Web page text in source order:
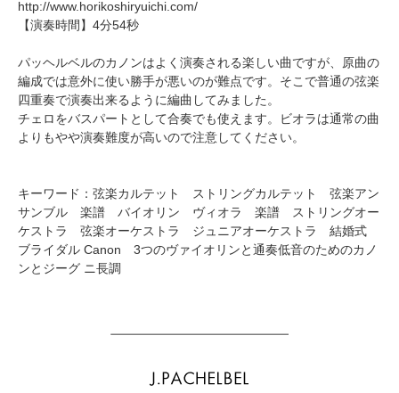
http://www.horikoshiryuichi.com/
【演奏時間】4分54秒
パッヘルベルのカノンはよく演奏される楽しい曲ですが、原曲の
編成では意外に使い勝手が悪いのが難点です。そこで普通の弦楽
四重奏で演奏出来るように編曲してみました。
チェロをバスパートとして合奏でも使えます。ビオラは通常の曲
よりもやや演奏難度が高いので注意してください。
キーワード：弦楽カルテット ストリングカルテット 弦楽アン
サンブル 楽譜 バイオリン ヴィオラ 楽譜 ストリングオー
ケストラ 弦楽オーケストラ ジュニアオーケストラ 結婚式
ブライダル Canon 3つのヴァイオリンと通奏低音のためのカノ
ンとジーグ ニ長調